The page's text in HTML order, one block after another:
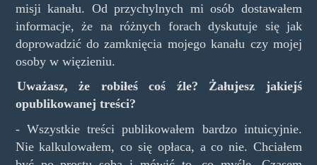
misji kanału. Od przychylnych mi osób dostawałem
informacje, że na różnych forach dyskutuje się jak
doprowadzić do zamknięcia mojego kanału czy mojej
osoby w więzieniu.
Uważasz, że robiłeś coś źle? Żałujesz jakiejś
opublikowanej treści?
- Wszystkie treści publikowałem bardzo intuicyjnie.
Nie kalkulowałem, co się opłaca, a co nie. Chciałem